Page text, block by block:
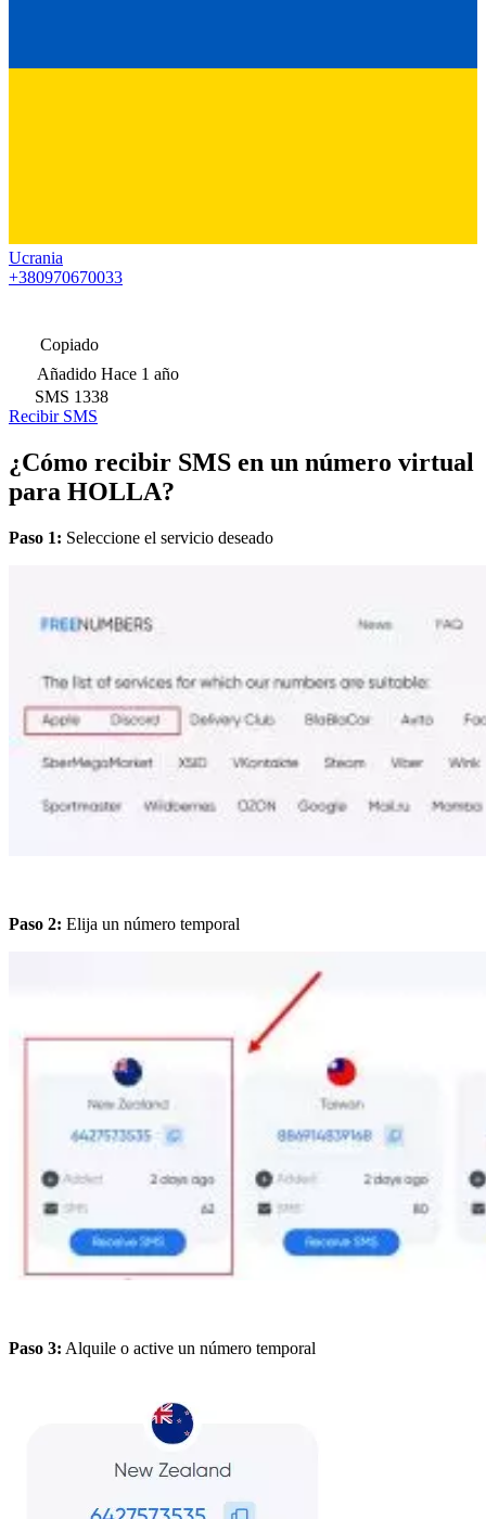
Ucrania
+380970670033
Copiado
Añadido Hace 1 año
SMS 1338
Recibir SMS
¿Cómo recibir SMS en un número virtual
para HOLLA?
Paso 1: Seleccione el servicio deseado
Paso 2: Elija un número temporal
Paso 3: Alquile o active un número temporal